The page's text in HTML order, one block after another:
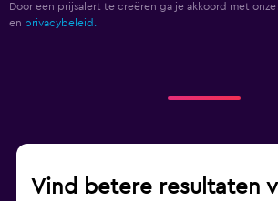
Door een prijsalert te creëren ga je akkoord met onze
en privacybeleid.
Vind betere resultaten